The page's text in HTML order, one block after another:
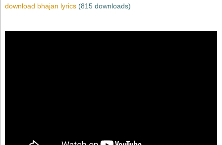
download bhajan lyrics (815 downloads)